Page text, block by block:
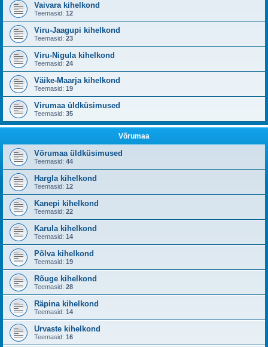
Vaivara kihelkond
Teemasid: 12
Viru-Jaagupi kihelkond
Teemasid: 23
Viru-Nigula kihelkond
Teemasid: 24
Väike-Maarja kihelkond
Teemasid: 19
Virumaa üldküsimused
Teemasid: 35
Võrumaa
Võrumaa üldküsimused
Teemasid: 44
Hargla kihelkond
Teemasid: 12
Kanepi kihelkond
Teemasid: 22
Karula kihelkond
Teemasid: 14
Põlva kihelkond
Teemasid: 19
Rõuge kihelkond
Teemasid: 28
Räpina kihelkond
Teemasid: 14
Urvaste kihelkond
Teemasid: 16